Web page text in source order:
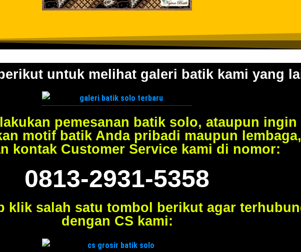
untuk melihat galeri batik kami yang
pemesanan batik solo, ataupun ingin
motif batik Anda pribadi maupun lembaga,
kontak Customer Service kami di nomor:
0813-2931-5358
klik salah satu tombol berikut agar
dengan CS kami: